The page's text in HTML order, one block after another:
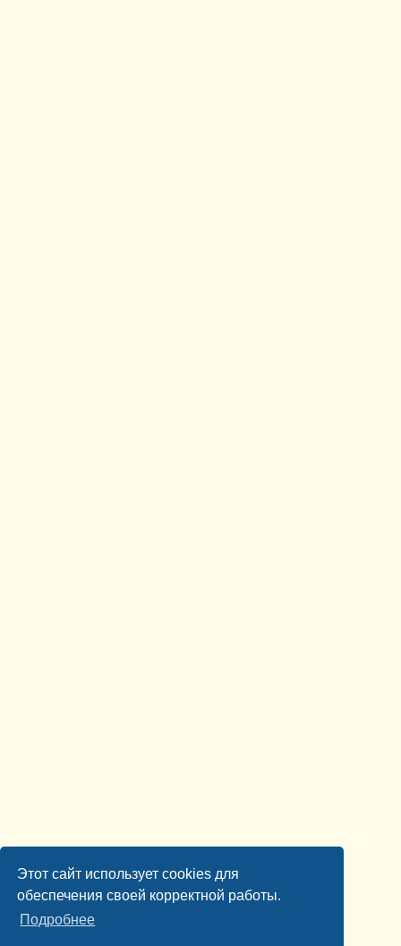
Этот сайт использует cookies для
обеспечения своей корректной работы.
Подробнее